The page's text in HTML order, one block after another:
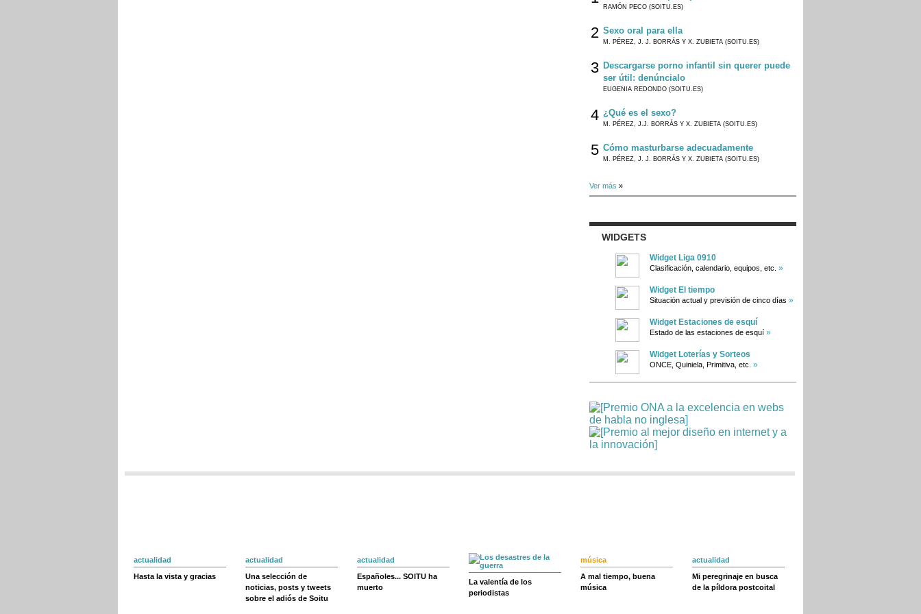
RAMÓN PECO (SOITU.ES)
2 Sexo oral para ella
M. PÉREZ, J. J. BORRÁS Y X. ZUBIETA (SOITU.ES)
3 Descargarse porno infantil sin querer puede
ser útil: denúncialo
EUGENIA REDONDO (SOITU.ES)
4 ¿Qué es el sexo?
M. PÉREZ, J.J. BORRÁS Y X. ZUBIETA (SOITU.ES)
5 Cómo masturbarse adecuadamente
M. PÉREZ, J. J. BORRÁS Y X. ZUBIETA (SOITU.ES)
Ver más »
WIDGETS
Widget Liga 0910
Clasificación, calendario, equipos, etc. »
Widget El tiempo
Situación actual y previsión de cinco días »
Widget Estaciones de esquí
Estado de las estaciones de esquí »
Widget Loterías y Sorteos
ONCE, Quiniela, Primitiva, etc. »
actualidad
Hasta la vista y gracias
actualidad
Una selección de
noticias, posts y tweets
sobre el adiós de Soitu
actualidad
Españoles... SOITU ha
muerto
La valentía de los
periodistas
música
A mal tiempo, buena
música
actualidad
Mi peregrinaje en busca
de la píldora postcoital